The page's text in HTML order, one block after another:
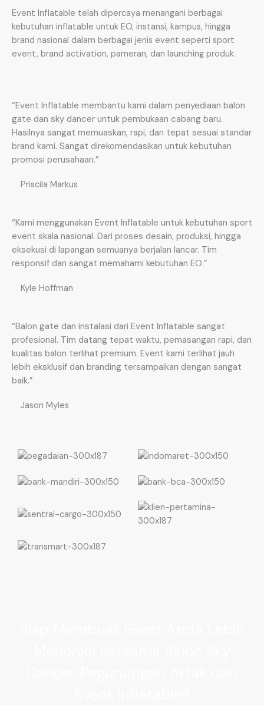
Event Inflatable telah dipercaya menangani berbagai
kebutuhan inflatable untuk EO, instansi, kampus, hingga
brand nasional dalam berbagai jenis event seperti sport
event, brand activation, pameran, dan launching produk.
“Event Inflatable membantu kami dalam penyediaan balon
gate dan sky dancer untuk pembukaan cabang baru.
Hasilnya sangat memuaskan, rapi, dan tepat sesuai standar
brand kami. Sangat direkomendasikan untuk kebutuhan
promosi perusahaan.”
Priscila Markus
“Kami menggunakan Event Inflatable untuk kebutuhan sport
event skala nasional. Dari proses desain, produksi, hingga
eksekusi di lapangan semuanya berjalan lancar. Tim
responsif dan sangat memahami kebutuhan EO.”
Kyle Hoffman
“Balon gate dan instalasi dari Event Inflatable sangat
profesional. Tim datang tepat waktu, pemasangan rapi, dan
kualitas balon terlihat premium. Event kami terlihat jauh
lebih eksklusif dan branding tersampaikan dengan sangat
baik.”
Jason Myles